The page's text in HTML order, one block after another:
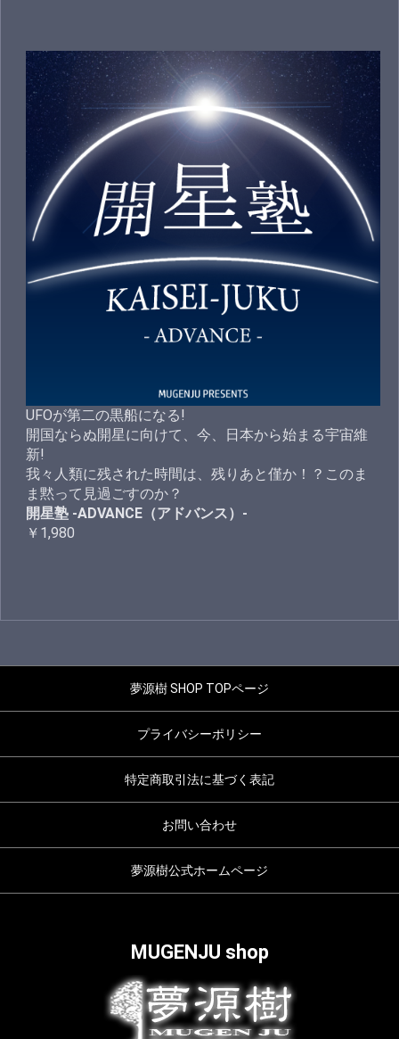
UFOが第二の黒船になる!
開国ならぬ開星に向けて、今、日本から始まる宇宙維
新!
我々人類に残された時間は、残りあと僅か！？このま
ま黙って見過ごすのか？
開星塾 -ADVANCE（アドバンス）-
￥1,980
夢源樹 SHOP TOPページ
プライバシーポリシー
特定商取引法に基づく表記
お問い合わせ
夢源樹公式ホームページ
MUGENJU shop